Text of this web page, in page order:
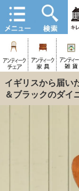
イギリスから届い
＆ブラックのダイ